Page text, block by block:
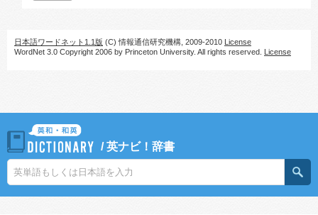
日本語ワードネット1.1版 (C) 情報通信研究機構, 2009-2010 License
WordNet 3.0 Copyright 2006 by Princeton University. All rights reserved. License
/英ナビ！辞書